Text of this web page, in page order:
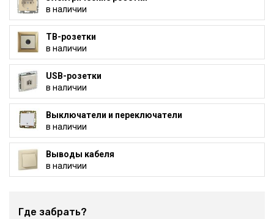
в наличии
ТВ-розетки
в наличии
USB-розетки
в наличии
Выключатели и переключатели
в наличии
Выводы кабеля
в наличии
Где забрать?